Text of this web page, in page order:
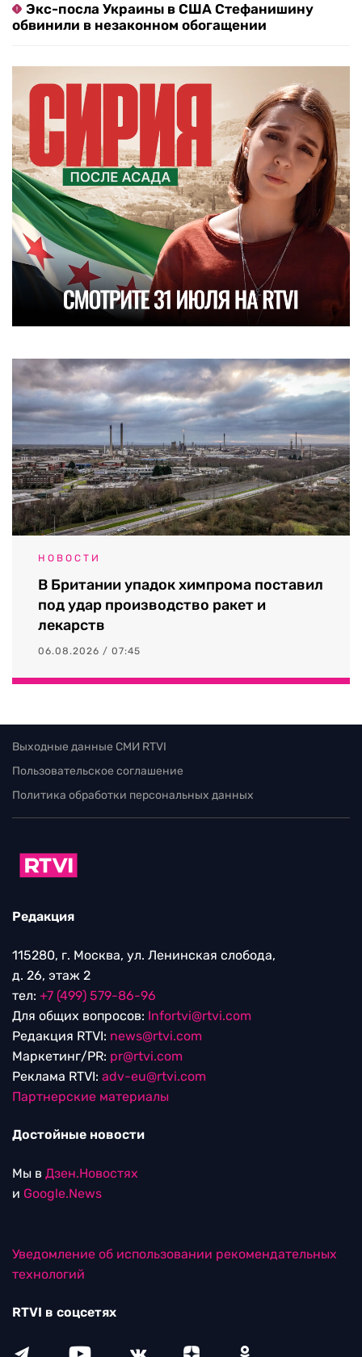
Экс-посла Украины в США Стефанишину
обвинили в незаконном обогащении
НОВОСТИ
В Британии упадок химпрома поставил
под удар производство ракет и
лекарств
06.08.2026 / 07:45
Выходные данные СМИ RTVI
Пользовательское соглашение
Политика обработки персональных данных
Редакция
115280, г. Москва, ул. Ленинская слобода,
д. 26, этаж 2
тел: +7 (499) 579-86-96
Для общих вопросов: Infortvi@rtvi.com
Редакция RTVI: news@rtvi.com
Маркетинг/PR: pr@rtvi.com
Реклама RTVI: adv-eu@rtvi.com
Партнерские материалы
Достойные новости
Мы в Дзен.Новостях
и Google.News
Уведомление об использовании рекомендательных
технологий
RTVI в соцсетях